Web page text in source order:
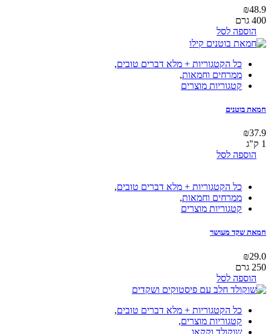
₪48.9
400 גרם
הוספה לסל
כל הקטגוריות + מלא דברים טובים,
ממרחים וחמאות,
קטגוריות מוצרים
חמאת בוטנים
₪37.9
1 ק"ג
הוספה לסל
כל הקטגוריות + מלא דברים טובים,
ממרחים וחמאות,
קטגוריות מוצרים
חמאת שקד מעושר
₪29.0
250 גרם
הוספה לסל
כל הקטגוריות + מלא דברים טובים,
קטגוריות מוצרים,
שוקולד וקקאו